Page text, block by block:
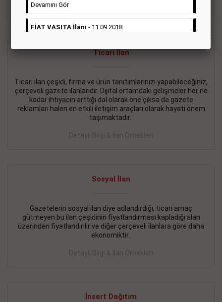
Ticari İlan
Ticari ilan çeşidi, firma ve ürün tanıtımlarınızı yapabileceğiniz,
çerçeveli gazete ilanlarıdır. Dijital ortamdaki gelişmeler her ne
kadar ihtiyacın arttığı dal olarak öne çıksa da gazete
reklamları halen en etkili iletişim araçları olarak hayati önem
taşımaktadır.
Detaylı Bilgi & İlan Örnekleri
Sosyal İlan
Gazetelerin sosyal ilan diye adlandırdığı, ticari amaç
gütmeyen bu ilan çeşidinin fiyatlandırması kapladığı alan
üzerinden fiyatlandırılır ve diğer çerçeveli ilanlara göre daha
ekonomiktir.
Detaylı Bilgi & İlan Örnekleri
İnsert Dağıtım
Devamını Gör
FİAT VASITA İlanı - 11.09.2018
2.800.000e kurumsal mağaza.
BAKIRKÖY SATILIK İlanı- 11.09.2018
KARTALTEPEde kelepir 2+ 1 satılık daire
İŞYERİ KİRALIK İlanı- 11.09.2018
BEYLİKDÜZÜ Kavaklıda 4 katlı bina